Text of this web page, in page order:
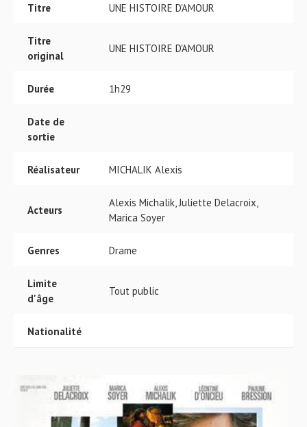
Titre UNE HISTOIRE D'AMOUR
Titre
original
UNE HISTOIRE D'AMOUR
Durée 1h29
Date de
sortie
Réalisateur MICHALIK Alexis
Acteurs
Alexis Michalik, Juliette Delacroix,
Marica Soyer
Genres Drame
Limite
d'âge
Tout public
Nationalité